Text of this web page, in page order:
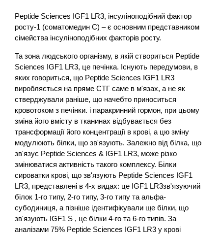
Peptide Sciences IGF1 LR3, інсуліноподібний фактор
росту-1 (соматомедин С) – є основним представником
сімейства інсуліноподібних факторів росту.
Та зона людського організму, в якій створиться Peptide
Sciences IGF1 LR3, це печінка. Існують передумови, в
яких говориться, що Peptide Sciences IGF1 LR3
виробляється на пряме СТГ саме в м'язах, а не як
стверджували раніше, що начебто приноситься
кровотоком з печінки. і паракринний гормон, при цьому
зміна його вмісту в тканинах відбувається без
трансформації його концентрації в крові, а цю зміну
модулюють білки, що зв'язують. Залежно від білка, що
зв'язує Peptide Sciences & IGF1 LR3, може різко
змінюватися активність такого комплексу. Білки
сироватки крові, що зв'язують Peptide Sciences IGF1
LR3, представлені в 4-х видах: це IGF1 LR3зв'язуючий
білок 1-го типу, 2-го типу, 3-го типу та альфа-
субодиниця, а пізніше ідентифікували ще білки, що
зв'язують IGF1 S , це білки 4-го та 6-го типів. За
аналізами 75% Peptide Sciences IGF1 LR3 у крові